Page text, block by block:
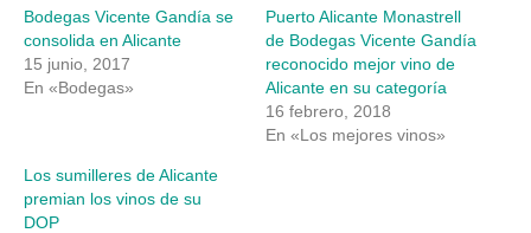
ventana
nueva)
ventana
nueva)
Bodegas Vicente Gandía se
consolida en Alicante
15 junio, 2017
En «Bodegas»
Puerto Alicante Monastrell
de Bodegas Vicente Gandía
reconocido mejor vino de
Alicante en su categoría
16 febrero, 2018
En «Los mejores vinos»
Los sumilleres de Alicante
premian los vinos de su
DOP